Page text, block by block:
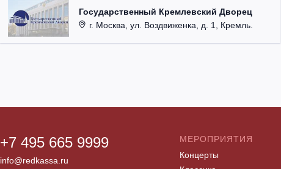
Государственный Кремлевский Дворец
г. Москва, ул. Воздвиженка, д. 1, Кремль.
+7 495 665 9999
info@redkassa.ru
МЕРОПРИЯТИЯ
Концерты